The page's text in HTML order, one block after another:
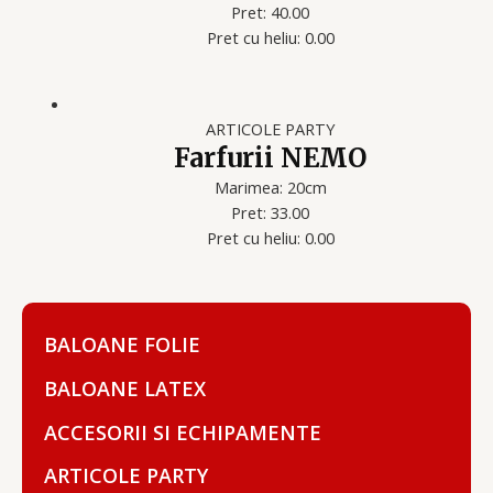
BALOANE FOLIE
BALOANE LATEX
ACCESORII SI ECHIPAMENTE
ARTICOLE PARTY
Pret: 40.00
Pret cu heliu: 0.00
ARTICOLE PARTY
Farfurii NEMO
Marimea: 20cm
Pret: 33.00
Pret cu heliu: 0.00